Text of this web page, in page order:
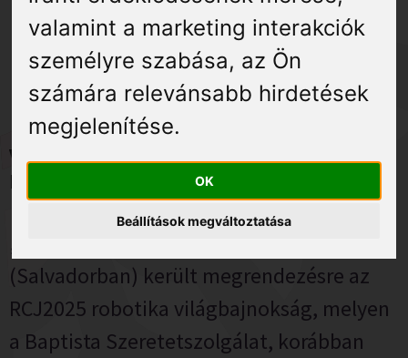
valamint a marketing interakciók
személyre szabása, az Ön
számára relevánsabb hirdetések
megjelenítése.
OK
Beállítások megváltoztatása
Galéria
Kisújszállásról!
Világbajnoki második helyezés!
RoboCup Junior 2025
„
(Salvadorban) került megrendezésre az
RCJ2025 robotika világbajnokság, melyen
a Baptista Szeretetszolgálat, korábban